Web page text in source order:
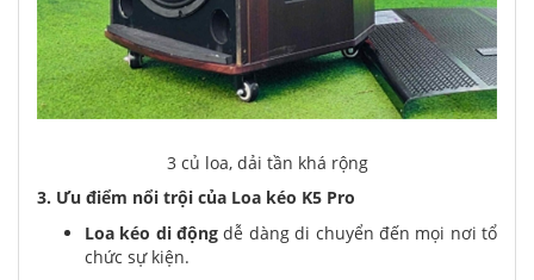
3 củ loa, dải tần khá rộng
3. Ưu điểm nổi trội của Loa kéo K5 Pro
Loa kéo di động dễ dàng di chuyển đến mọi nơi tổ
chức sự kiện.